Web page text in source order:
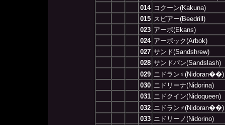
014 コクーン(Kakuna)
015 スピアー(Beedrill)
023 アーボ(Ekans)
024 アーボック(Arbok)
027 サンド(Sandshrew)
028 サンドパン(Sandslash)
029 ニドラン♀(Nidoran��)
030 ニドリーナ(Nidorina)
031 ニドクイン(Nidoqueen)
032 ニドラン♂(Nidoran��)
033 ニドリーノ(Nidorino)